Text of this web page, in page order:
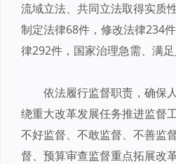
流域立法、共同立法取得实质
制定法律68件，修改法律234
律292件，国家治理急需、满
依法履行监督职责，确保
绕重大改革发展任务推进监督
不好监督、不敢监督、不善监
督、预算审查监督重点拓展改